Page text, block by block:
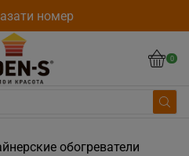
номер
0
обогреватели